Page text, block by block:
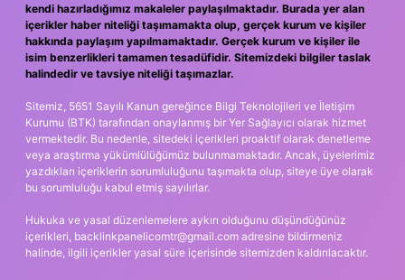
kendi hazırladığımız makaleler paylaşılmaktadır. Burada yer alan
içerikler haber niteliği taşımamakta olup, gerçek kurum ve kişiler
hakkında paylaşım yapılmamaktadır. Gerçek kurum ve kişiler ile
isim benzerlikleri tamamen tesadüfidir. Sitemizdeki bilgiler taslak
halindedir ve tavsiye niteliği taşımazlar.
Sitemiz, 5651 Sayılı Kanun gereğince Bilgi Teknolojileri ve İletişim
Kurumu (BTK) tarafından onaylanmış bir Yer Sağlayıcı olarak hizmet
vermektedir. Bu nedenle, sitedeki içerikleri proaktif olarak denetleme
veya araştırma yükümlülüğümüz bulunmamaktadır. Ancak, üyelerimiz
yazdıkları içeriklerin sorumluluğunu taşımakta olup, siteye üye olarak
bu sorumluluğu kabul etmiş sayılırlar.
Hukuka ve yasal düzenlemelere aykırı olduğunu düşündüğünüz
içerikleri, backlinkpanelicomtr@gmail.com adresine bildirmeniz
halinde, ilgili içerikler yasal süre içerisinde sitemizden kaldırılacaktır.